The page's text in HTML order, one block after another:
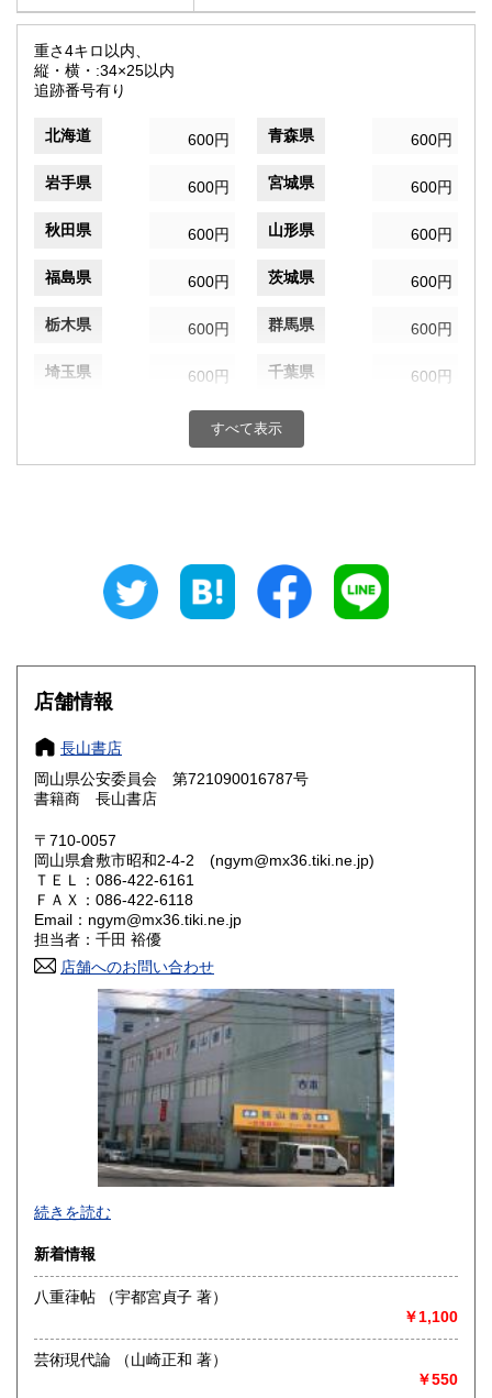
重さ4キロ以内、
縦・横・:34×25以内
追跡番号有り
北海道 600円 青森県 600円
岩手県 600円 宮城県 600円
秋田県 600円 山形県 600円
福島県 600円 茨城県 600円
栃木県 600円 群馬県 600円
埼玉県 600円 千葉県 600円
600円 神奈川県
新潟県 600円 富山県 600円
600円 長野県
静岡県
滋賀県
大阪府
奈良県
鳥取県
岡山県 600円
山口県
600円 愛媛県
600円
600円 長崎県
600円 大分県
600円 鹿児島県
沖縄県
すべて表示
店舗情報
長山書店
岡山県公安委員会 第721090016787号
書籍商 長山書店
〒710-0057
岡山県倉敷市昭和2-4-2 (ngym@mx36.tiki.ne.jp)
ＴＥＬ：086-422-6161
ＦＡＸ：086-422-6118
Email：ngym@mx36.tiki.ne.jp
担当者：千田 裕優
店舗へのお問い合わせ
書誌学・歴史・美術書など学術書と呼べる古書全般他、文庫
や趣味本など幅広くを取り扱っております。
(ngym@mx36.tiki.ne.jp、086-422-6161)
出張買取等で臨時休業が多いのでご来店の場合は事前にお問
い合わせ下さいませ。
メール・FAX・お電話での在庫確認、商品の店頭受け渡し可
能です。
続きを読む
新着情報
八重葎帖 （宇都宮貞子 著）
￥1,100
芸術現代論 （山崎正和 著）
￥550